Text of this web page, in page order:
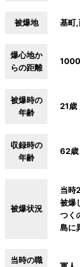
被爆地 基町
爆心地か
らの距離
被爆時の
年齢
21歳
収録時の
年齢
62歳
被爆状況
当時
被爆
つく
島に
当時の職